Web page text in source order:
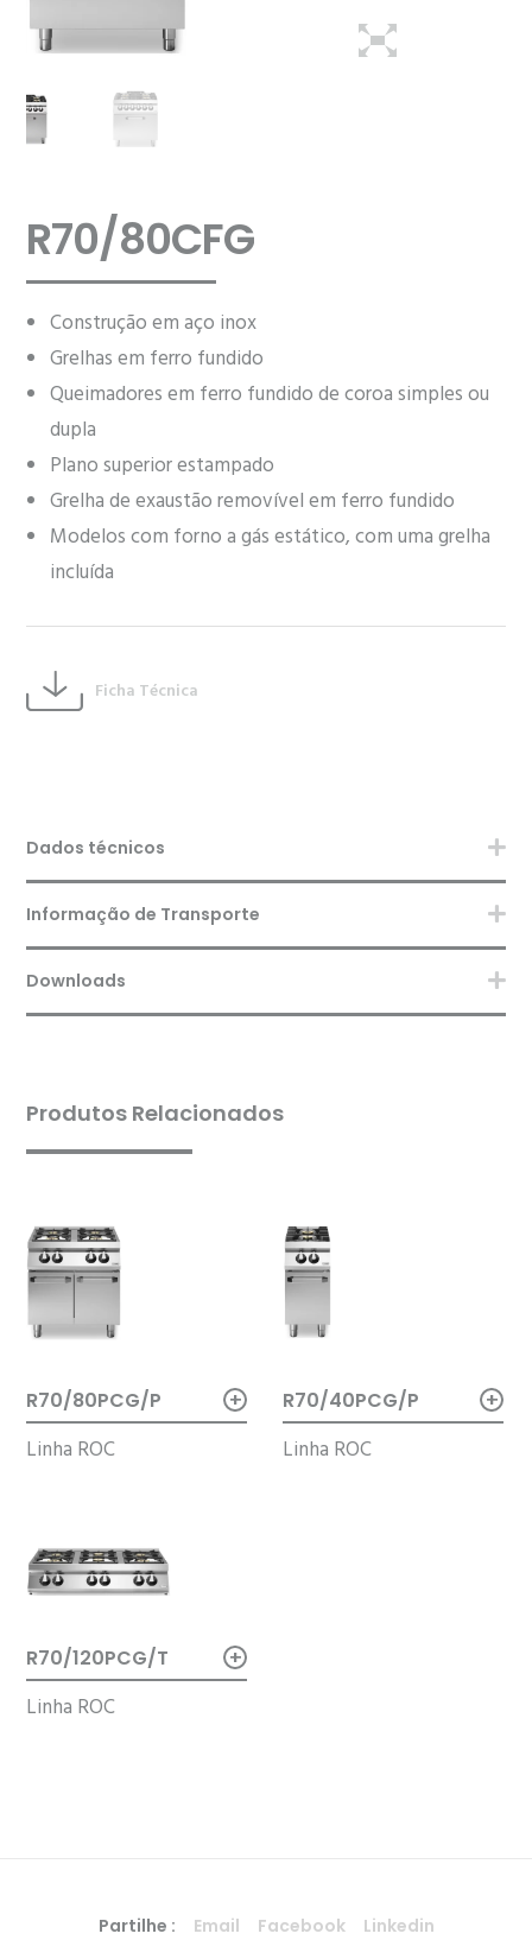
R70/80CFG
Construção em aço inox
Grelhas em ferro fundido
Queimadores em ferro fundido de coroa simples ou
dupla
Plano superior estampado
Grelha de exaustão removível em ferro fundido
Modelos com forno a gás estático, com uma grelha
incluída
Ficha Técnica
Dados técnicos
Informação de Transporte
Downloads
Produtos Relacionados
R70/80PCG/P +
Linha ROC
R70/40PCG/P +
Linha ROC
R70/120PCG/T +
Linha ROC
Partilhe : Email Facebook Linkedin